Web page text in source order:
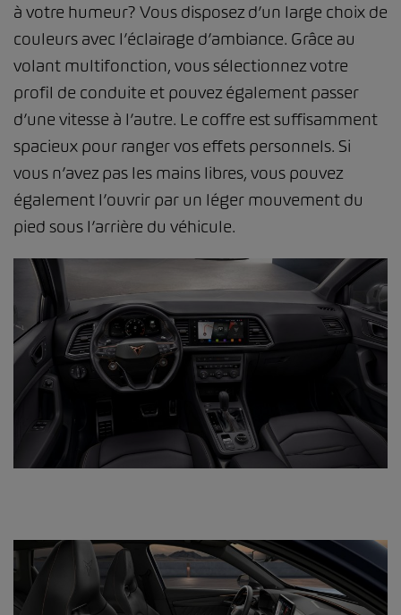
à votre humeur? Vous disposez d’un large choix de
couleurs avec l’éclairage d’ambiance. Grâce au
volant multifonction, vous sélectionnez votre
profil de conduite et pouvez également passer
d’une vitesse à l’autre. Le coffre est suffisamment
spacieux pour ranger vos effets personnels. Si
vous n’avez pas les mains libres, vous pouvez
également l’ouvrir par un léger mouvement du
pied sous l’arrière du véhicule.